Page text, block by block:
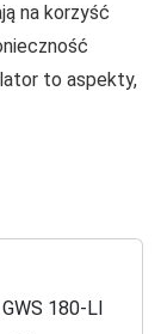
na korzyść
to aspekty,
180-LI